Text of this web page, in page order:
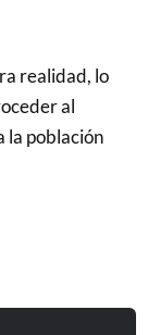
realidad, lo
al
la población